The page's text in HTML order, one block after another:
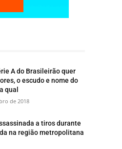
A do Brasileirão quer
o escudo e nome do
qual
de 2018
a tiros durante
na região metropolitana